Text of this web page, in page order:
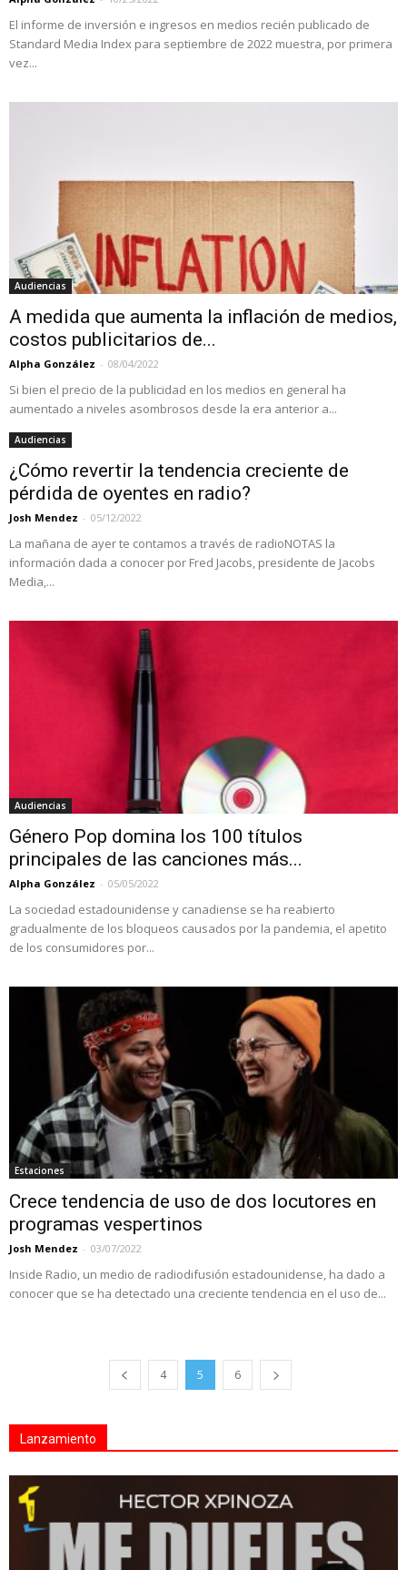
El informe de inversión e ingresos en medios recién publicado de
Standard Media Index para septiembre de 2022 muestra, por primera
vez...
Audiencias
A medida que aumenta la inflación de medios,
costos publicitarios de...
Alpha González - 08/04/2022
Si bien el precio de la publicidad en los medios en general ha
aumentado a niveles asombrosos desde la era anterior a...
Audiencias
¿Cómo revertir la tendencia creciente de
pérdida de oyentes en radio?
Josh Mendez - 05/12/2022
La mañana de ayer te contamos a través de radioNOTAS la
información dada a conocer por Fred Jacobs, presidente de Jacobs
Media,...
Audiencias
Género Pop domina los 100 títulos
principales de las canciones más...
Alpha González - 05/05/2022
La sociedad estadounidense y canadiense se ha reabierto
gradualmente de los bloqueos causados ​​​​por la pandemia, el apetito
de los consumidores por...
Estaciones
Crece tendencia de uso de dos locutores en
programas vespertinos
Josh Mendez - 03/07/2022
Inside Radio, un medio de radiodifusión estadounidense, ha dado a
conocer que se ha detectado una creciente tendencia en el uso de...
4 5 6
Lanzamiento